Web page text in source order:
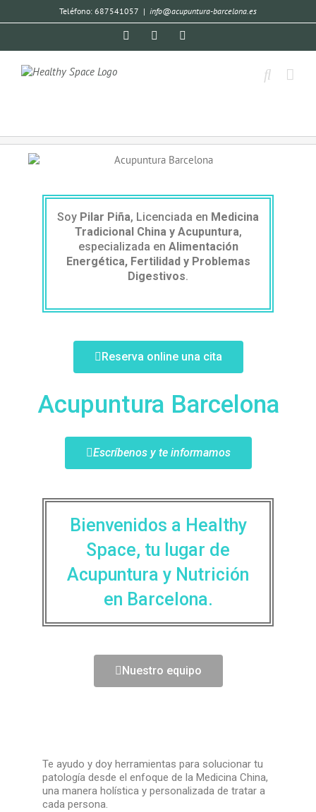
Teléfono: 687541057 | info@acupuntura-barcelona.es
Soy Pilar Piña, Licenciada en Medicina
Tradicional China y Acupuntura,
especializada en Alimentación
Energética, Fertilidad y Problemas
Digestivos.
Reserva online una cita
Acupuntura Barcelona
Escríbenos y te informamos
Bienvenidos a Healthy
Space, tu lugar de
Acupuntura y Nutrición
en Barcelona.
Nuestro equipo
Te ayudo y doy herramientas para solucionar tu
patología desde el enfoque de la Medicina China,
una manera holística y personalizada de tratar a
cada persona.